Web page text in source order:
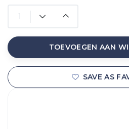
TOEVOEGEN AAN
SAVE AS